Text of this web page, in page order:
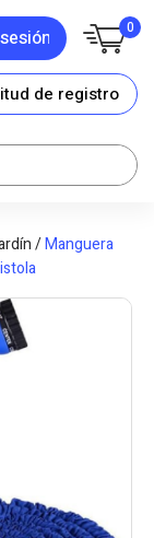
0
de registro
/Manguera